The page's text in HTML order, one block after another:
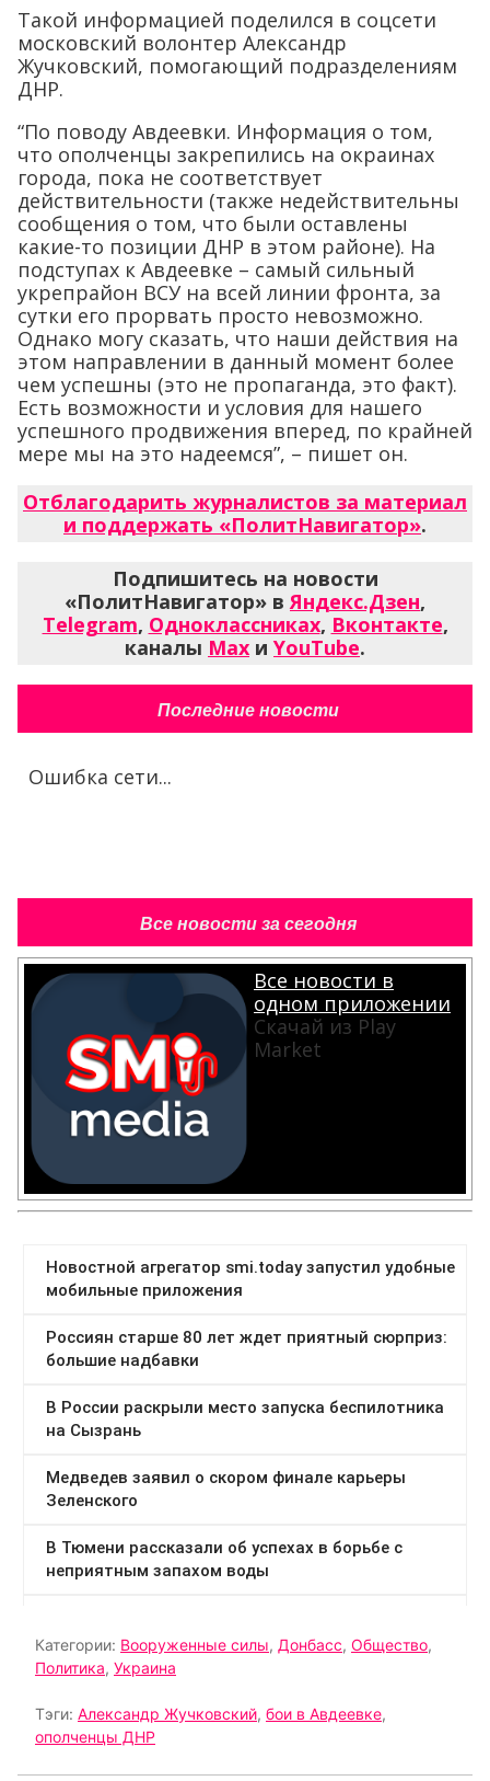
Такой информацией поделился в соцсети
московский волонтер Александр
Жучковский, помогающий подразделениям
ДНР.
“По поводу Авдеевки. Информация о том,
что ополченцы закрепились на окраинах
города, пока не соответствует
действительности (также недействительны
сообщения о том, что были оставлены
какие-то позиции ДНР в этом районе). На
подступах к Авдеевке – самый сильный
укрепрайон ВСУ на всей линии фронта, за
сутки его прорвать просто невозможно.
Однако могу сказать, что наши действия на
этом направлении в данный момент более
чем успешны (это не пропаганда, это факт).
Есть возможности и условия для нашего
успешного продвижения вперед, по крайней
мере мы на это надеемся”, – пишет он.
Отблагодарить журналистов за материал
и поддержать «ПолитНавигатор».
Подпишитесь на новости
«ПолитНавигатор» вЯндекс.Дзен,
Telegram, Одноклассниках, Вконтакте,
каналы Max и YouTube.
Последние новости
Ошибка сети...
Все новости за сегодня
Все новости в
одном приложении
Скачай из Play
Market
Категории: Вооруженные силы, Донбасс, Общество,
Политика, Украина
Тэги: Александр Жучковский, бои в Авдеевке,
ополченцы ДНР